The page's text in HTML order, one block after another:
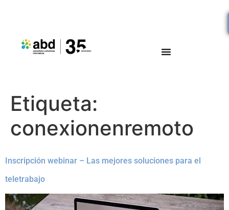
Etiqueta:
conexionenremoto
Inscripción webinar – Las mejores soluciones para el
teletrabajo